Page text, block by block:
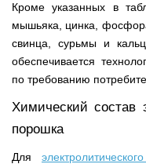
Кроме указанных в
мышьяка, цинка,
свинца, сурьмы и
обеспечивается
по требованию
Химический состав
порошка
Для